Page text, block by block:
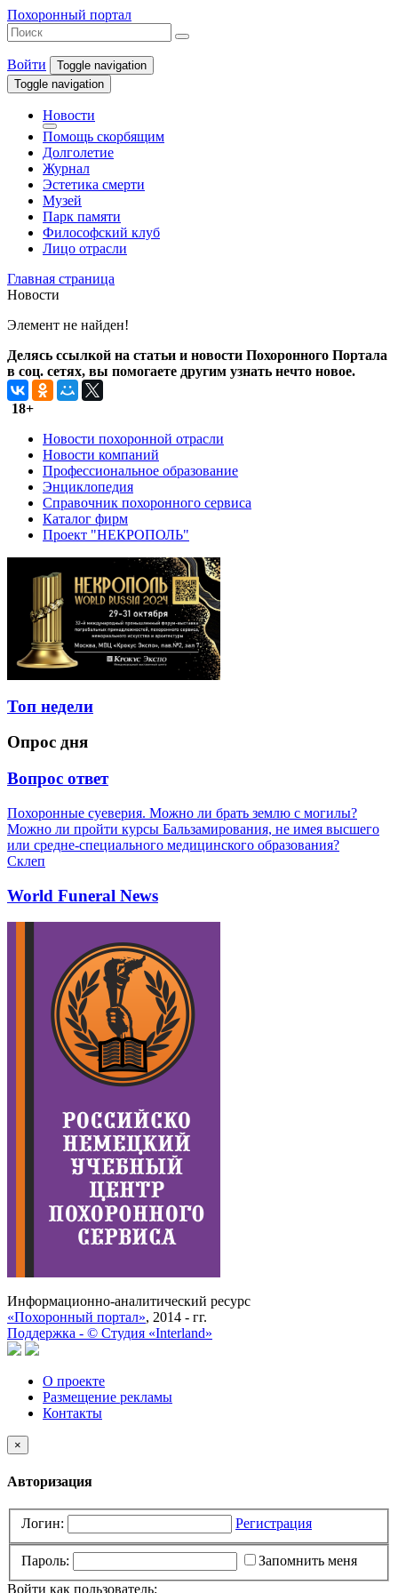
Похоронный портал
Войти
Toggle navigation
Toggle navigation
Новости
Помощь скорбящим
Долголетие
Журнал
Эстетика смерти
Музей
Парк памяти
Философский клуб
Лицо отрасли
Главная страница
Новости
Элемент не найден!
Делясь ссылкой на статьи и новости Похоронного Портала
в соц. сетях, вы помогаете другим узнать нечто новое.
18+
Новости похоронной отрасли
Новости компаний
Профессиональное образование
Энциклопедия
Справочник похоронного сервиса
Каталог фирм
Проект "НЕКРОПОЛЬ"
Топ недели
Опрос дня
Вопрос ответ
Похоронные суеверия. Можно ли брать землю с могилы?
Можно ли пройти курсы Бальзамирования, не имея высшего
или средне-специального медицинского образования?
Склеп
World Funeral News
Информационно-аналитический ресурс
«Похоронный портал», 2014 - гг.
Поддержка - © Cтудия «Interland»
О проекте
Размещение рекламы
Контакты
×
Авторизация
Логин: Регистрация
Пароль:
Запомнить меня
Войти как пользователь: